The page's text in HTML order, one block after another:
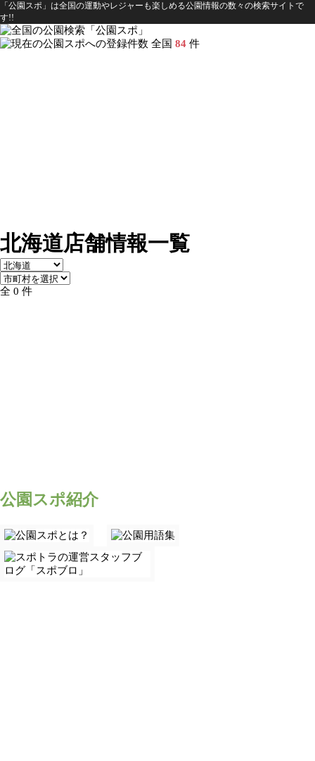
「公園スポ」は全国の運動やレジャーも楽しめる公園情報の数々の検索サイトで
す!!
全国 84 件
北海道店舗情報一覧
全 0 件
公園スポ紹介